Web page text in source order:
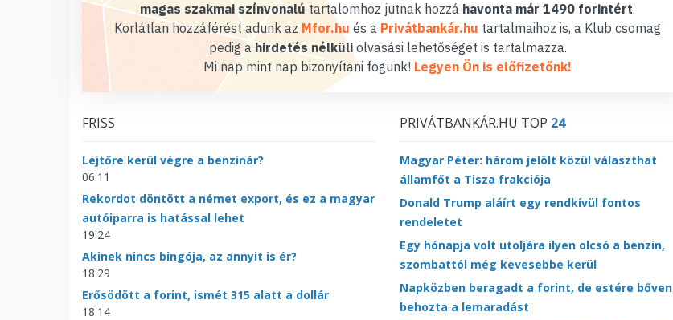
magas szakmai színvonalú tartalomhoz jutnak hozzá havonta már 1490 forintért.
Korlátlan hozzáférést adunk az Mfor.hu és a Privátbankár.hu tartalmaihoz is, a Klub csomag
pedig ahirdetés nélküliolvasási lehetőséget is tartalmazza.
Mi nap mint nap bizonyítani fogunk! Legyen Ön is előfizetőnk!
FRISS
Lejtőre kerül végre a benzinár?
06:11
Rekordot döntött a német export, és ez a magyar
autóiparra is hatással lehet
19:24
Akinek nincs bingója, az annyit is ér?
18:29
Erősödött a forint, ismét 315 alatt a dollár
18:14
PRIVÁTBANKÁR.HU TOP 24
Magyar Péter: három jelölt közül választhat
államfőt a Tisza frakciója
Donald Trump aláírt egy rendkívül fontos
rendeletet
Egy hónapja volt utoljára ilyen olcsó a benzin,
szombattól még kevesebbe kerül
Napközben beragadt a forint, de estére bőven
behozta a lemaradást